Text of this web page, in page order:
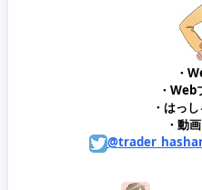
・
・Web
・はっ
・動